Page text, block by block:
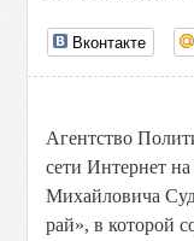
Вконтакте
Агентство
сети Интернет
Михайловича
рай», в которой